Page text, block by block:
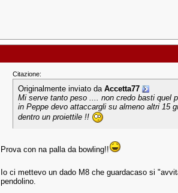
Citazione:
Originalmente inviato da Accetta77
Mi serve tanto peso .... non credo basti quel
in Peppe devo attaccargli su almeno altri 15
dentro un proiettile !!
Prova con na palla da bowling!!
Io ci mettevo un dado M8 che guardacaso si
pendolino.